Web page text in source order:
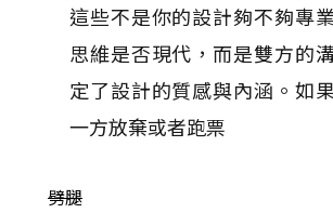
這些不是你的設計夠不夠專
思維是否現代，而是雙方的
定了設計的質感與內涵。如
一方放棄或者跑票
劈腿